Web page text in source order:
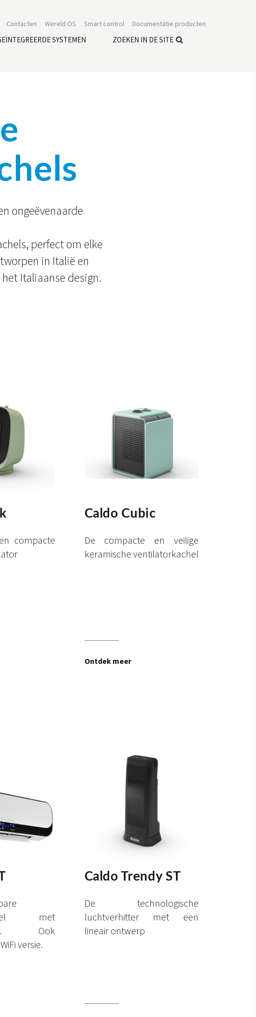
Documentatie producten
Smart control
Wereld OS
Contacten
SYSTEMEN
ZOEKEN IN DE SITE
ongeëvenaarde
perfect om elke
in Italië en
Italiaanse design.
compacte
Caldo Cubic
De compacte en veilige
keramische ventilatorkachel
Ontdek meer
met
Ook
versie.
Caldo Trendy ST
De technologische
luchtverhitter met een
lineair ontwerp